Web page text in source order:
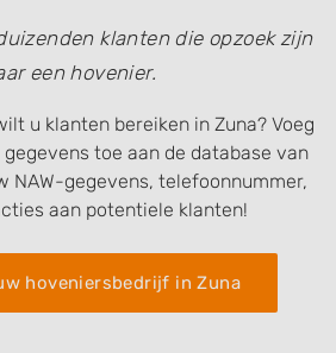
klanten die opzoek zijn
een hovenier.
u klanten bereiken in Zuna? Voeg
toe aan de database van
NAW-gegevens, telefoonnummer,
aan potentiele klanten!
hoveniersbedrijf in Zuna